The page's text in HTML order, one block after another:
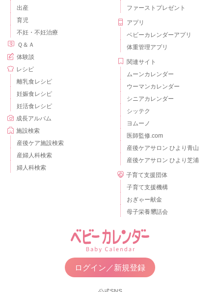
出産
育児
不妊・不妊治療
Ｑ＆Ａ
体験談
レシピ
離乳食レシピ
妊娠食レシピ
妊活食レシピ
成長アルバム
施設検索
産後ケア施設検索
産婦人科検索
婦人科検索
ファーストプレゼント
アプリ
ベビーカレンダーアプリ
体重管理アプリ
関連サイト
ムーンカレンダー
ウーマンカレンダー
シニアカレンダー
シッテク
ヨムーノ
医師監修.com
産後ケアサロン ひより青山
産後ケアサロン ひより芝浦
子育て支援団体
子育て支援機構
おぎゃー献金
母子栄養懇話会
ログイン／新規登録